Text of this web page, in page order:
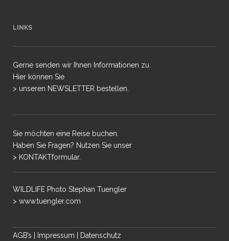
LINKS
Gerne senden wir Ihnen Informationen zu.
Hier können Sie
> unseren NEWSLETTER bestellen.
Sie möchten eine Reise buchen.
Haben Sie Fragen? Nutzen Sie unser
> KONTAKTformular.
WILDLIFE Photo Stephan Tuengler
> www.tuengler.com
AGB’s Impressum Datenschutz